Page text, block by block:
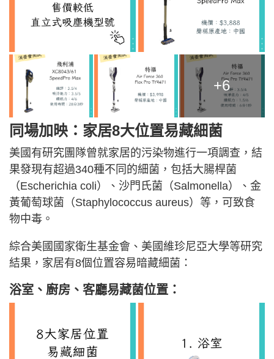
+6
同場加映：家居8大位置易藏細菌
美國有研究團隊曾就家居的污染物進行一項調查，結
果發現有超過340種不同的細菌，包括大腸桿菌
（Escherichia coli）、沙門氏菌（Salmonella）、金
黃葡萄球菌（Staphylococcus aureus）等，可致食
物中毒。
綜合美國國家衛生基金會、美國維珍尼亞大學等研究
結果，家居有8個位置容易暗藏細菌：
浴室、廚房、客廳易藏菌位置 ：